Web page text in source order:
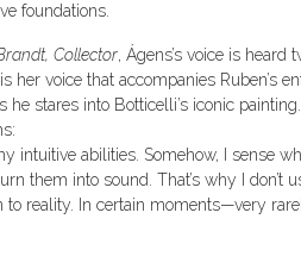
foundations.
Collector, Ágens’s voice is
her voice that accompanies Ruben’s
he stares into Botticelli’s iconic
intuitive abilities. Somehow, I sense
them into sound. That’s why I don’t
to reality. In certain moments—very